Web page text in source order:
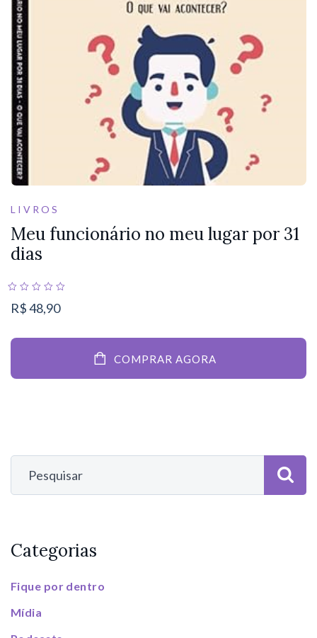
LIVROS
Meu funcionário no meu lugar por 31
dias
R$48,90
COMPRAR AGORA
Categorias
Fique por dentro
Mídia